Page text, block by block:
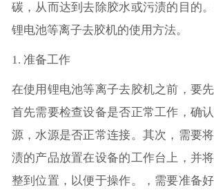
碳，从而达到去除胶水或污渍的目的
锂电池等离子去胶机的使用方法。
1. 准备工作
在使用锂电池等离子去胶机之前，要先
首先需要检查设备是否正常工作，确
源，水源是否正常连接。其次，需要
渍的产品放置在设备的工作台上，并
整到位置，以便于操作。，需要准备